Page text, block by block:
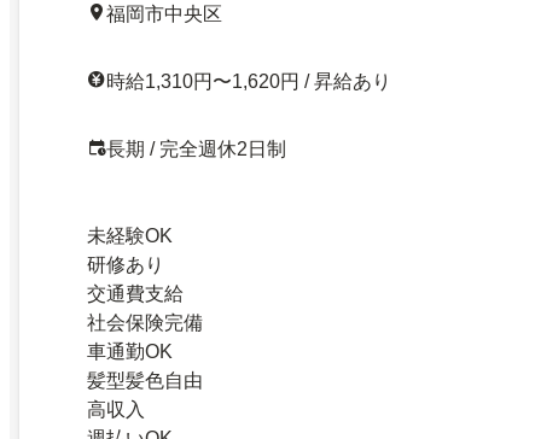
福岡市中央区
時給1,310円〜1,620円 / 昇給あり
長期 / 完全週休2日制
未経験OK
研修あり
交通費支給
社会保険完備
車通勤OK
髪型髪色自由
高収入